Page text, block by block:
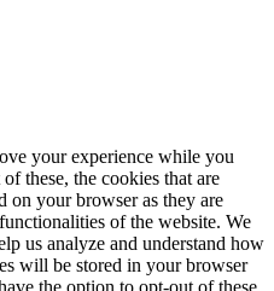
your experience while you
these, the cookies that are
on your browser as they are
of the website. We
us analyze and understand how
will be stored in your browser